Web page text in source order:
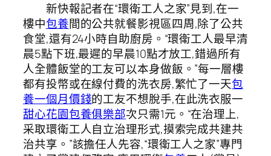
新快報記者在“環衛工人之家”見到,在一
樓中包養間的公共就餐影視區四周,除了公共
食堂,還有24小時自助廚房。“環衛工人最早清
晨5點下班,最遲的早晨10點才放工,錯過所有
人全體飯堂的工友可以本身做飯。”每一層樓
都有投幣或在線付費的洗衣房,繁忙了一天包
養一個月價錢的工友不想脫手,在此洗衣服一
甜心花園包養俱樂部次只需1元。“在治理上,
采取環衛工人自立治理形式,摸索完成共建共
治共享。”該擔任人先容,“環衛工人之家”專門